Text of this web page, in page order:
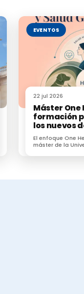
EVENTOS
22 jul 2026
Máster One
formación
los nuevos
sanitarios
El enfoque One
máster de la
zoonosis,